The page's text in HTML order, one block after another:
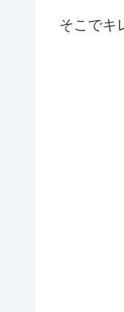
そこでキ